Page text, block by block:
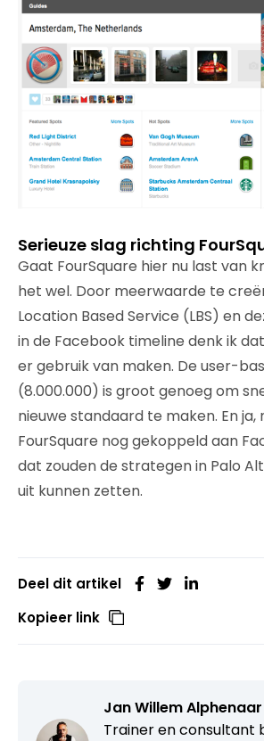
Serieuze slag richting
Gaat FourSquare hier nu last van
het wel. Door meerwaarde te
Location Based Service (LBS) en
in de Facebook timeline denk ik
er gebruik van maken. De user-
(8.000.000) is groot genoeg om
nieuwe standaard te maken. En ja,
FourSquare nog gekoppeld aan
dat zouden de strategen in Palo
uit kunnen zetten.
Deel dit artikel
Kopieer link
Jan Willem Alphenaar
Trainer en consultant